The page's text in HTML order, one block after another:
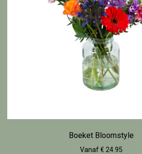
Boeket Bloomstyle
Vanaf € 24.95